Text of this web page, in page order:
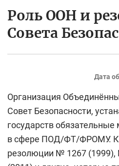
Роль ООН и
Совета
Дата
Организация
Совет Безопасности,
государств
в сфере ПОД/ФТ/ФРОМУ. К
резолюции № 1267